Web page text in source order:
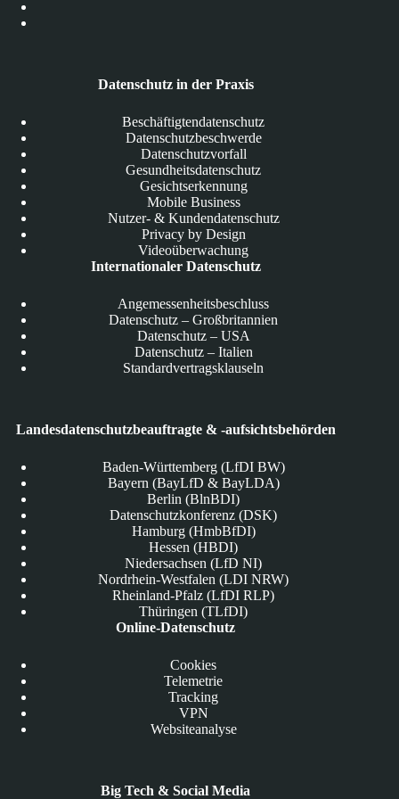
Datenschutz in der Praxis
Beschäftigtendatenschutz
Datenschutzbeschwerde
Datenschutzvorfall
Gesundheitsdatenschutz
Gesichtserkennung
Mobile Business
Nutzer- & Kundendatenschutz
Privacy by Design
Videoüberwachung
Internationaler Datenschutz
Angemessenheitsbeschluss
Datenschutz – Großbritannien
Datenschutz – USA
Datenschutz – Italien
Standardvertragsklauseln
Landesdatenschutzbeauftragte & -aufsichtsbehörden
Baden-Württemberg (LfDI BW)
Bayern (BayLfD & BayLDA)
Berlin (BlnBDI)
Datenschutzkonferenz (DSK)
Hamburg (HmbBfDI)
Hessen (HBDI)
Niedersachsen (LfD NI)
Nordrhein-Westfalen (LDI NRW)
Rheinland-Pfalz (LfDI RLP)
Thüringen (TLfDI)
Online-Datenschutz
Cookies
Telemetrie
Tracking
VPN
Websiteanalyse
Big Tech & Social Media